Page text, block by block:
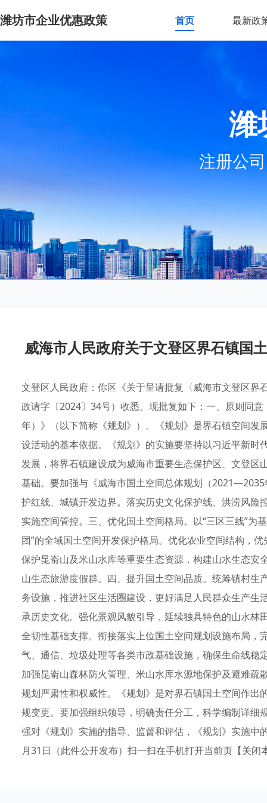
潍坊市企业优惠政策 首页 最新政
潍
注册公
威海市人民政府关于文登区界石镇
文登区人民政府：你区《关于呈请批复〈威海市文登区
政请字〔2024〕34号）收悉。现批复如下：一、原则同
年）》（以下简称《规划》）。《规划》是界石镇空间
设活动的基本依据。《规划》的实施要坚持以习近平新
发展，将界石镇建设成为威海市重要生态保护区、文登
基础。要加强与《威海市国土空间总体规划（
护红线、城镇开发边界。落实历史文化保护线、洪涝风险
实施空间管控。三、优化国土空间格局。以“三区三线”为
团”的全域国土空间开发保护格局。优化农业空间结构，
保护昆嵛山及米山水库等重要生态资源，构建山水生态
山生态旅游度假群。四、提升国土空间品质。统筹镇村
务设施，推进社区生活圈建设，更好满足人民群众生产
承历史文化。强化景观风貌引导，延续独具特色的山水
全韧性基础支撑。衔接落实上位国土空间规划设施布局
气、通信、垃圾处理等各类市政基础设施，确保生命线
加强昆嵛山森林防火管理、米山水库水源地保护及避难
规划严肃性和权威性。《规划》是对界石镇国土空间作
规变更。要加强组织领导，明确责任分工，科学编制详细
强对《规划》实施的指导、监督和评估，《规划》实施
月31日（此件公开发布）扫一扫在手机打开当前页【关